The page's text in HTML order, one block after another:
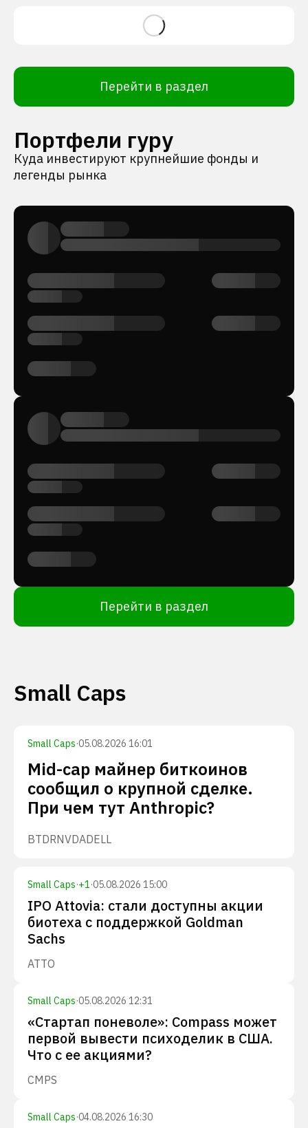
Перейти в раздел
Портфели гуру
Куда инвестируют крупнейшие фонды и
легенды рынка
Перейти в раздел
Small Caps
Small Caps·05.08.2026 16:01
Mid-cap майнер биткоинов
сообщил о крупной сделке.
При чем тут Anthropic?
BTDRNVDADELL
Small Caps·+1·05.08.2026 15:00
IPO Attovia: стали доступны акции
биотеха с поддержкой Goldman
Sachs
ATTO
Small Caps·05.08.2026 12:31
«Стартап поневоле»: Compass может
первой вывести психоделик в США.
Что с ее акциями?
CMPS
Small Caps·04.08.2026 16:30